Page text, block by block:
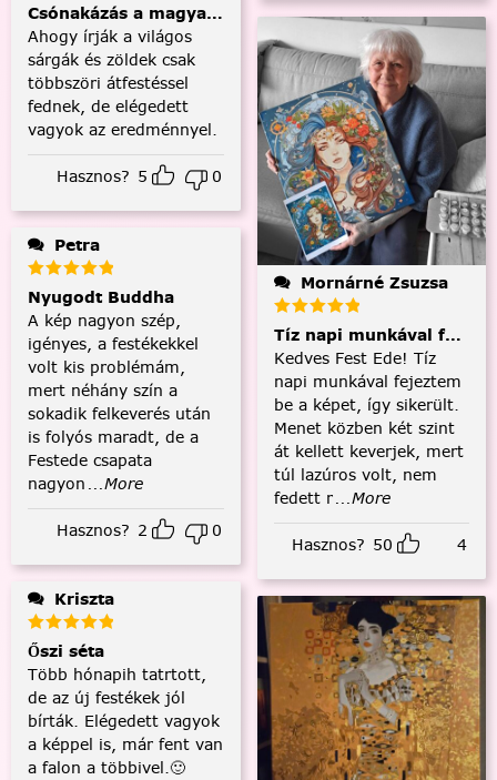
Csónakázás a magyar tengeren
Ahogy írják a világos
sárgák és zöldek csak
többszöri átfestéssel
fednek, de elégedett
vagyok az eredménnyel.
Hasznos? 5 0
Petra
Nyugodt Buddha
A kép nagyon szép,
igényes, a festékekkel
volt kis problémám,
mert néhány szín a
sokadik felkeverés után
is folyós maradt, de a
Festede csapata
nagyon ...More
Hasznos? 2 0
Kriszta
Őszi séta
Több hónapih tatrtott,
de az új festékek jól
bírták. Elégedett vagyok
a képpel is, már fent van
a falon a többivel.🙂
Mornárné Zsuzsa
Tíz napi munkával
Kedves Fest Ede! Tíz
napi munkával fejeztem
be a képet, így sikerült.
Menet közben két szint
át kellett keverjek, mert
túl lazúros volt, nem
fedett r...More
Hasznos? 50 4